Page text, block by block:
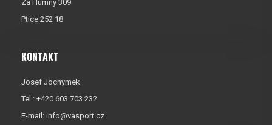
Za Humny 309
Ptice 252 18
KONTAKT
Josef Jochymek
Tel.: +420 603 703 232
E-mail: info@vasport.cz